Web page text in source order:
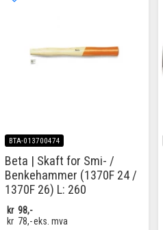
BTA-013700474
Beta | Skaft for Smi- /
Benkehammer (1370F 24 /
1370F 26) L: 260
kr 98,-
kr 78,-eks. mva